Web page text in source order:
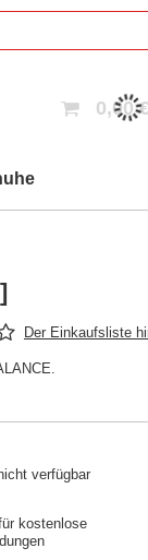
0,00 €
Der Einkaufsliste
verfügbar
kostenlose